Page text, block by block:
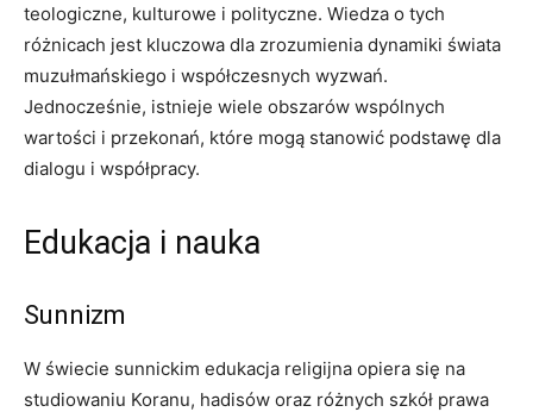
teologiczne, kulturowe i polityczne. Wiedza o tych
różnicach jest kluczowa dla zrozumienia dynamiki świata
muzułmańskiego i współczesnych wyzwań.
Jednocześnie, istnieje wiele obszarów wspólnych
wartości i przekonań, które mogą stanowić podstawę dla
dialogu i współpracy.
Edukacja i nauka
Sunnizm
W świecie sunnickim edukacja religijna opiera się na
studiowaniu Koranu, hadisów oraz różnych szkół prawa